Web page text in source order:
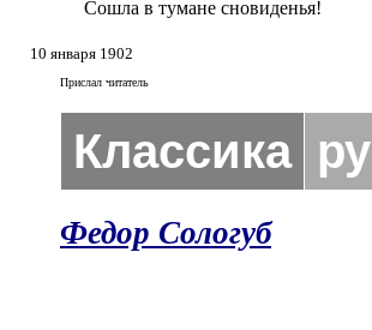
Сошла в тумане сновиденья!
10 января 1902
Прислал читатель
Классика ру
Федор Сологуб